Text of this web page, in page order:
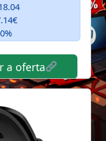
a oferta